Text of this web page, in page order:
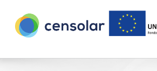
contenido